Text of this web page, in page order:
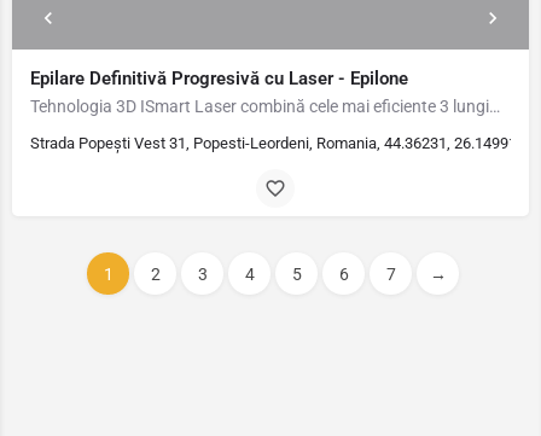
Epilare Definitivă Progresivă cu Laser - Epilone
Tehnologia 3D ISmart Laser combină cele mai eficiente 3 lungimi de undă: Alexandrite 755 nm, Laser Diodă 808…
Strada Popești Vest 31, Popesti-Leordeni, Romania, 44.36231, 26.14991
1 2 3 4 5 6 7 →